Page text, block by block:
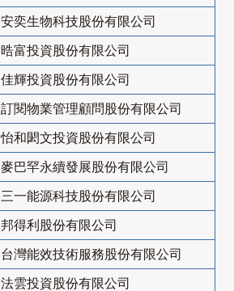
安奕生物科技股份有限公司
晧富投資股份有限公司
佳輝投資股份有限公司
訂閱物業管理顧問股份有限公司
怡和閎文投資股份有限公司
麥巴罕永續發展股份有限公司
三一能源科技股份有限公司
邦得利股份有限公司
台灣能效技術服務股份有限公司
法雲投資股份有限公司